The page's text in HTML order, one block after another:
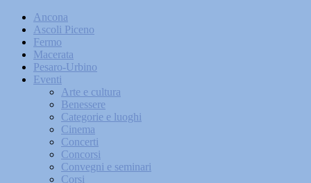
Ancona
Ascoli Piceno
Fermo
Macerata
Pesaro-Urbino
Eventi
Arte e cultura
Benessere
Categorie e luoghi
Cinema
Concerti
Concorsi
Convegni e seminari
Corsi